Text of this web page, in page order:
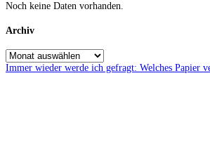
Noch keine Daten vorhanden.
Archiv
Immer wieder werde ich gefragt: Welches Papier